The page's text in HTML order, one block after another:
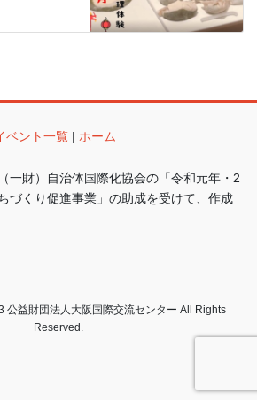
ベント一覧 | ホーム
一財）自治体国際化協会の「令和元年・2
くり促進事業」の助成を受けて、作成
益財団法人大阪国際交流センター All Rights
Reserved.